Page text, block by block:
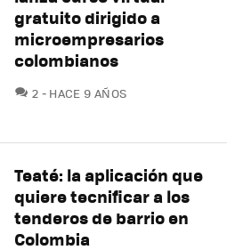
gratuito dirigido a
microempresarios
colombianos
2 COMENTARIOS
HACE 9 AÑOS
Teaté: la aplicación que
quiere tecnificar a los
tenderos de barrio en
Colombia